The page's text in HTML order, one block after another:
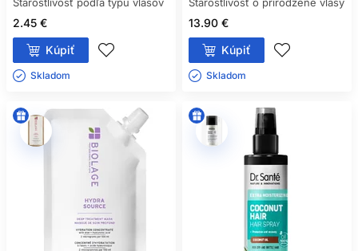
2.45 €
Kúpiť
Skladom ㅤ
13.90 €
Kúpiť
Skladom ㅤ